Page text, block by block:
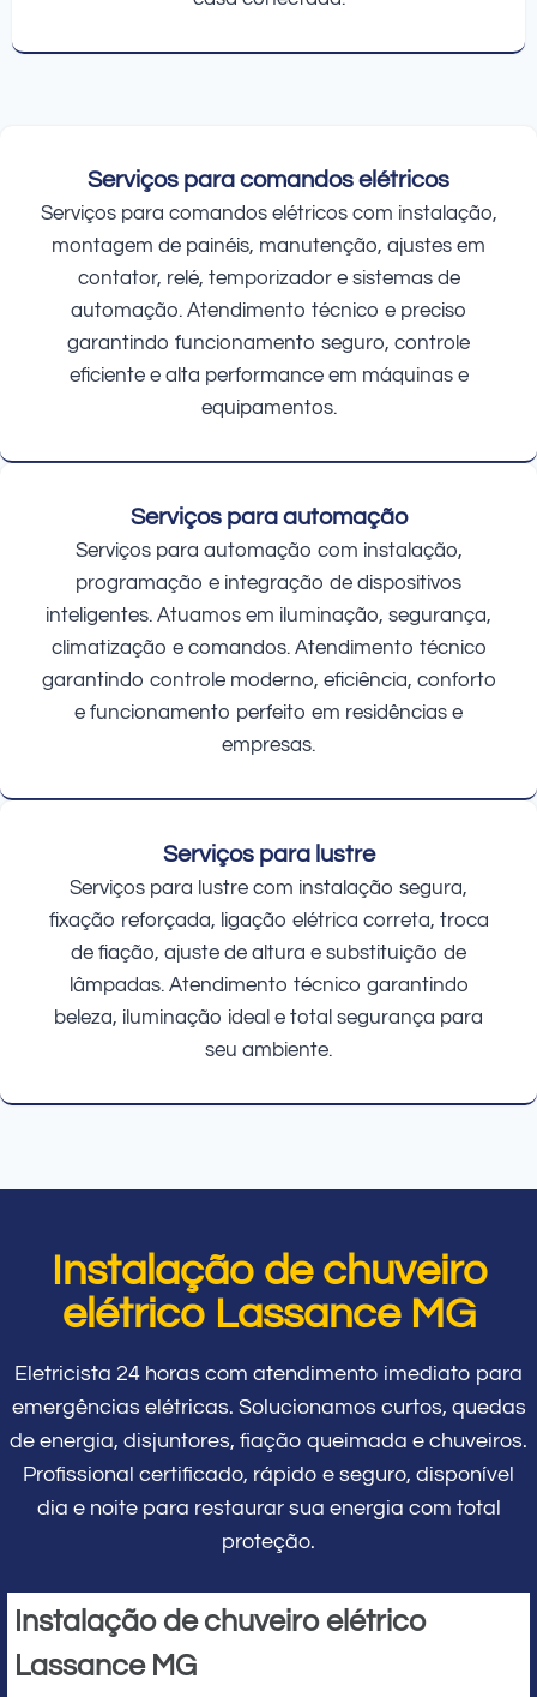
Serviços para comandos elétricos
Serviços para comandos elétricos com instalação,
montagem de painéis, manutenção, ajustes em
contator, relé, temporizador e sistemas de
automação. Atendimento técnico e preciso
garantindo funcionamento seguro, controle
eficiente e alta performance em máquinas e
equipamentos.
Serviços para automação
Serviços para automação com instalação,
programação e integração de dispositivos
inteligentes. Atuamos em iluminação, segurança,
climatização e comandos. Atendimento técnico
garantindo controle moderno, eficiência, conforto
e funcionamento perfeito em residências e
empresas.
Serviços para lustre
Serviços para lustre com instalação segura,
fixação reforçada, ligação elétrica correta, troca
de fiação, ajuste de altura e substituição de
lâmpadas. Atendimento técnico garantindo
beleza, iluminação ideal e total segurança para
seu ambiente.
Instalação de chuveiro
elétrico Lassance MG
Eletricista 24 horas com atendimento imediato para
emergências elétricas. Solucionamos curtos, quedas
de energia, disjuntores, fiação queimada e chuveiros.
Profissional certificado, rápido e seguro, disponível
dia e noite para restaurar sua energia com total
proteção.
Instalação de chuveiro elétrico
Lassance MG